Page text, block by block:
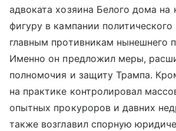
адвоката хозяина Белого дома на
фигуру в кампании политического
главным противникам нынешнего
Именно он предложил меры,
полномочия и защиту Трампа.
на практике контролировал
опытных прокуроров и давних
также возглавил спорную